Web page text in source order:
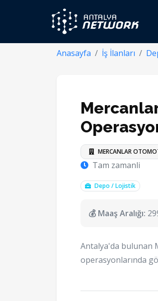
Anasayfa İş İlanları
MERCANLAR
Tam zamanli
Depo / Lojistik
💰 Maaş Aralığı:
Antalya'da bulunan
operasyonlarında